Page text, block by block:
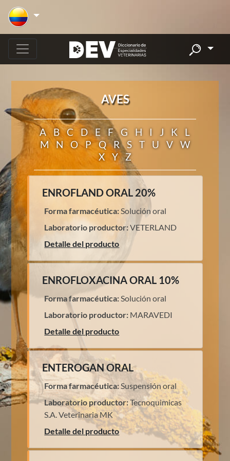
AVES
A B C D E F G H I J K
L
M
N O P Q R S T U V
W
X
Y Z
ENROFLAND ORAL 20%
Forma farmacéutica: Solución oral
Laboratorio productor:VETERLAND
Detalle del producto
ENROFLOXACINA ORAL 10%
Forma farmacéutica: Solución oral
Laboratorio productor: MARAVEDI
Detalle del producto
ENTEROGAN ORAL
Forma farmacéutica: Suspensión oral
Laboratorio productor:Tecnoquimicas
S.A. Veterinaria MK
Detalle del producto